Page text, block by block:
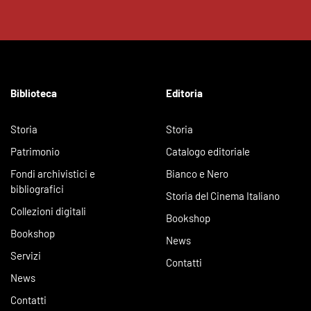
Biblioteca
Storia
Patrimonio
Fondi archivistici e
bibliografici
Collezioni digitali
Bookshop
Servizi
News
Contatti
Editoria
Storia
Catalogo editoriale
Bianco e Nero
Storia del Cinema Italiano
Bookshop
News
Contatti